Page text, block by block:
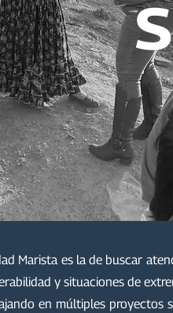
Marista es la de buscar
y situaciones de
en múltiples